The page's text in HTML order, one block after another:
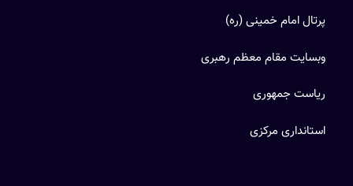
پرتال امام خمینی (ره)
وبسایت مقام معظم رهبری
ریاست جمهوری
استانداری مرکزی